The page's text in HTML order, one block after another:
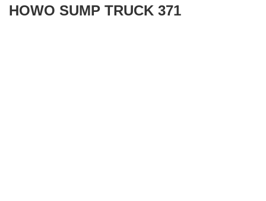
Summ Truck 371
HOWO SUMP TRUCK 371